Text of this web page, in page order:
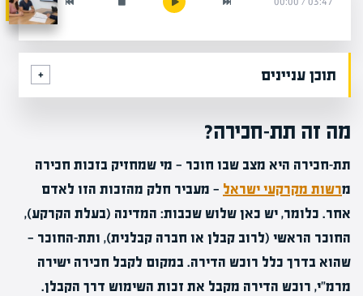
תוכן עניינים
מה זה תת-חכירה?
תת-חכירה היא מצב שבו חוכר — מי שמחזיק בזכות חכירה
מרשות מקרקעי ישראל — מעביר חלק מהזכות הזו לאדם
אחר. כלומר, יש כאן שלוש שכבות: המדינה (בעלת הקרקע),
החוכר הראשי (לרוב קבלן או חברה קבלנית), ותת-החוכר —
שהוא בדרך כלל רוכש הדירה. במקום לקבל חכירה ישירה
מרמ"י, רוכש הדירה מקבל את זכות השימוש דרך הקבלן.